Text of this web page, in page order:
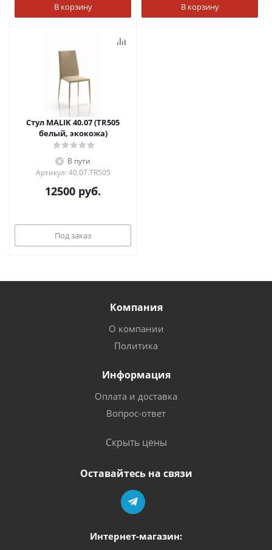
В корзину В корзину
Стул MALIK 40.07 (TR505
белый, экокожа)
В пути
Артикул: 40,07.TR505
12500 руб.
Под заказ
Компания
О компании
Политика
Информация
Оплата и доставка
Вопрос-ответ
Скрыть цены
Оставайтесь на связи
Интернет-магазин: